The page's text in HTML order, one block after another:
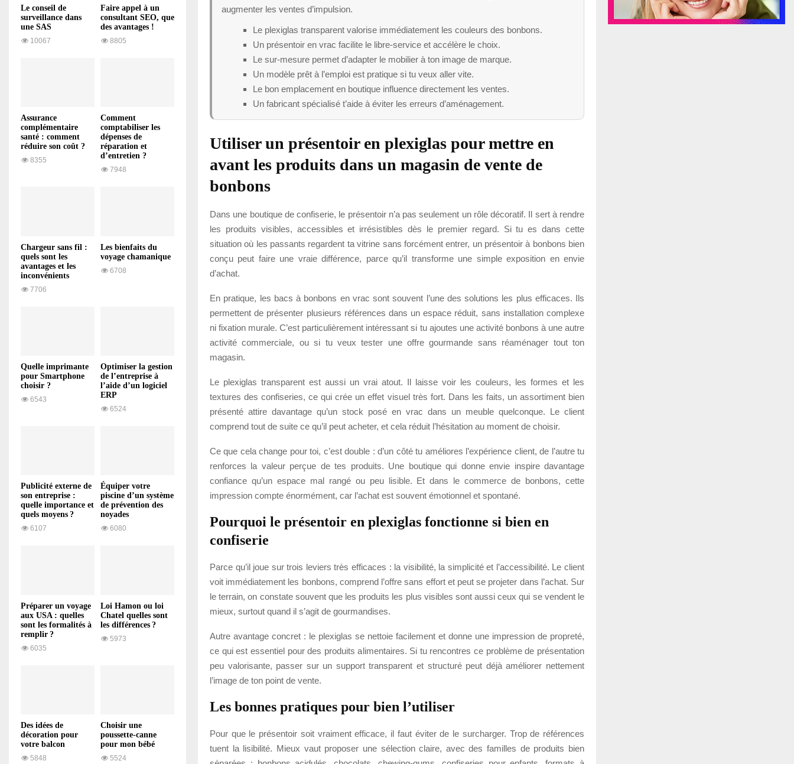
augmenter les ventes d’impulsion.
Le plexiglas transparent valorise immédiatement les couleurs des bonbons.
Un présentoir en vrac facilite le libre-service et accélère le choix.
Le sur-mesure permet d’adapter le mobilier à ton image de marque.
Un modèle prêt à l’emploi est pratique si tu veux aller vite.
Le bon emplacement en boutique influence directement les ventes.
Un fabricant spécialisé t’aide à éviter les erreurs d’aménagement.
Utiliser un présentoir en plexiglas pour mettre en
avant les produits dans un magasin de vente de
bonbons
Dans une boutique de confiserie, le présentoir n’a pas seulement un rôle décoratif. Il sert à rendre
les produits visibles, accessibles et irrésistibles dès le premier regard. Si tu es dans cette
situation où les passants regardent ta vitrine sans forcément entrer, un présentoir à bonbons bien
conçu peut faire une vraie différence, parce qu’il transforme une simple exposition en envie
d’achat.
En pratique, les bacs à bonbons en vrac sont souvent l’une des solutions les plus efficaces. Ils
permettent de présenter plusieurs références dans un espace réduit, sans installation complexe
ni fixation murale. C’est particulièrement intéressant si tu ajoutes une activité bonbons à une autre
activité commerciale, ou si tu veux tester une offre gourmande sans réaménager tout ton
magasin.
Le plexiglas transparent est aussi un vrai atout. Il laisse voir les couleurs, les formes et les
textures des confiseries, ce qui crée un effet visuel très fort. Dans les faits, un assortiment bien
présenté attire davantage qu’un stock posé en vrac dans un meuble quelconque. Le client
comprend tout de suite ce qu’il peut acheter, et cela réduit l’hésitation au moment de choisir.
Ce que cela change pour toi, c’est double : d’un côté tu améliores l’expérience client, de l’autre tu
renforces la valeur perçue de tes produits. Une boutique qui donne envie inspire davantage
confiance qu’un espace mal rangé ou peu lisible. Et dans le commerce de bonbons, cette
impression compte énormément, car l’achat est souvent émotionnel et spontané.
Pourquoi le présentoir en plexiglas fonctionne si bien en
confiserie
Parce qu’il joue sur trois leviers très efficaces : la visibilité, la simplicité et l’accessibilité. Le client
voit immédiatement les bonbons, comprend l’offre sans effort et peut se projeter dans l’achat. Sur
le terrain, on constate souvent que les produits les plus visibles sont aussi ceux qui se vendent le
mieux, surtout quand il s’agit de gourmandises.
Autre avantage concret : le plexiglas se nettoie facilement et donne une impression de propreté,
ce qui est essentiel pour des produits alimentaires. Si tu rencontres ce problème de présentation
peu valorisante, passer sur un support transparent et structuré peut déjà améliorer nettement
l’image de ton point de vente.
Les bonnes pratiques pour bien l’utiliser
Pour que le présentoir soit vraiment efficace, il faut éviter de le surcharger. Trop de références
tuent la lisibilité. Mieux vaut proposer une sélection claire, avec des familles de produits bien
Le conseil de
surveillance dans
une SAS
10067
Faire appel à un
consultant SEO, que
des avantages !
8805
Assurance
complémentaire
santé : comment
réduire son coût ?
8355
Comment
comptabiliser les
dépenses de
réparation et
d’entretien ?
7948
Chargeur sans fil :
quels sont les
avantages et les
inconvénients
7706
Les bienfaits du
voyage chamanique
6708
Quelle imprimante
pour Smartphone
choisir ?
6543
Optimiser la gestion
de l’entreprise à
l’aide d’un logiciel
ERP
6524
Publicité externe de
son entreprise :
quelle importance et
quels moyens ?
6107
Équiper votre
piscine d’un système
de prévention des
noyades
6080
Préparer un voyage
aux USA : quelles
sont les formalités à
remplir ?
6035
Loi Hamon ou loi
Chatel quelles sont
les différences ?
5973
Des idées de
décoration pour
votre balcon
5848
Choisir une
poussette-canne
pour mon bébé
5524